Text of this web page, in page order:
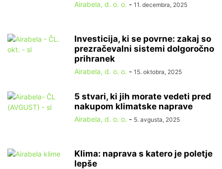
Airabela, d. o. o. - 11. decembra, 2025
Investicija, ki se povrne: zakaj so
prezračevalni sistemi dolgoročno
prihranek
Airabela, d. o. o. - 15. oktobra, 2025
5 stvari, ki jih morate vedeti pred
nakupom klimatske naprave
Airabela, d. o. o. - 5. avgusta, 2025
Klima: naprava s katero je poletje
lepše